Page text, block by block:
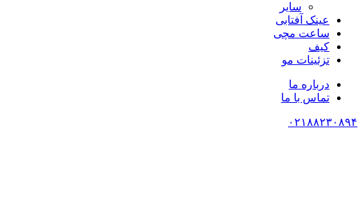
سایر
عینک آفتابی
ساعت مچی
کیف
تزئینات مو
درباره ما
تماس با ما
۰۲۱۸۸۲۳۰۸۹۴